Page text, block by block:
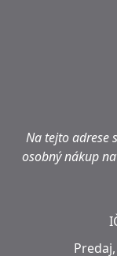
Na tejto adrese
osobný nákup